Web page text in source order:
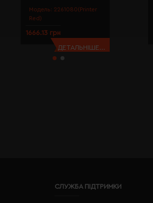
Модель: 2261080(Printer
Red)
1666.13 грн
ДЕТАЛЬНІШЕ...
СЛУЖБА ПІДТРИМКИ